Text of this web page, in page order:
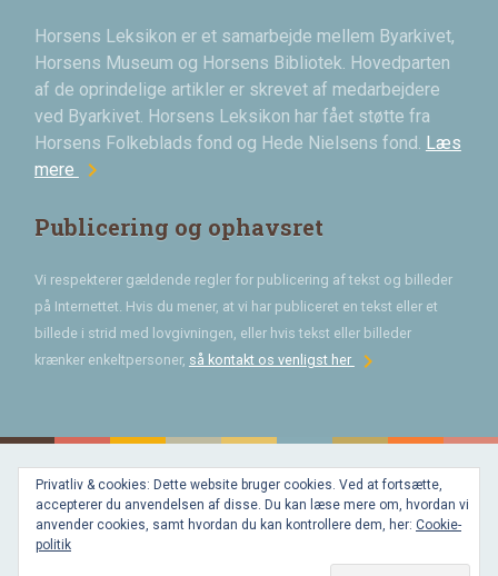
Horsens Leksikon er et samarbejde mellem Byarkivet,
Horsens Museum og Horsens Bibliotek. Hovedparten
af de oprindelige artikler er skrevet af medarbejdere
ved Byarkivet. Horsens Leksikon har fået støtte fra
Horsens Folkeblads fond og Hede Nielsens fond. Læs
mere chevron_right
Publicering og ophavsret
Vi respekterer gældende regler for publicering af tekst og billeder
på Internettet. Hvis du mener, at vi har publiceret en tekst eller et
billede i strid med lovgivningen, eller hvis tekst eller billeder
krænker enkeltpersoner, så kontakt os venligst herchevron_right
Bygget med
WordPressog
favoriteaf
Privatliv & cookies: Dette website bruger cookies. Ved at fortsætte,
accepterer du anvendelsen af disse. Du kan læse mere om, hvordan vi
anvender cookies, samt hvordan du kan kontrollere dem, her: Cookie-
politik